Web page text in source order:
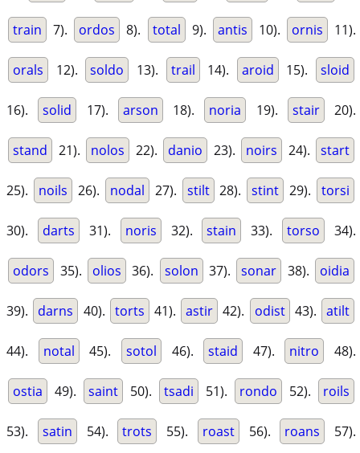
train 7). ordos 8). total 9). antis 10). ornis 11).
orals 12). soldo 13). trail 14). aroid 15). sloid
16). solid 17). arson 18). noria 19). stair 20).
stand 21). nolos 22). danio 23). noirs 24). start
25). noils 26). nodal 27). stilt 28). stint 29). torsi
30). darts 31). noris 32). stain 33). torso 34).
odors 35). olios 36). solon 37). sonar 38). oidia
39). darns 40). torts 41). astir 42). odist 43). atilt
44). notal 45). sotol 46). staid 47). nitro 48).
ostia 49). saint 50). tsadi 51). rondo 52). roils
53). satin 54). trots 55). roast 56). roans 57).